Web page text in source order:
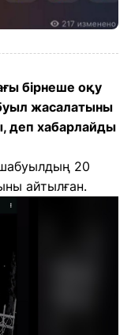
бірнеше оқу
жасалатыны
деп хабарлайды
20
айтылған.